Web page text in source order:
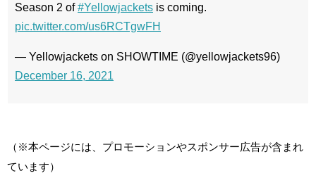
Season 2 of#Yellowjackets is coming.
pic.twitter.com/us6RCTgwFH
— Yellowjackets on SHOWTIME (@yellowjackets96)
December 16, 2021
（※本ページには、プロモーションやスポンサー広告が含まれ
ています）